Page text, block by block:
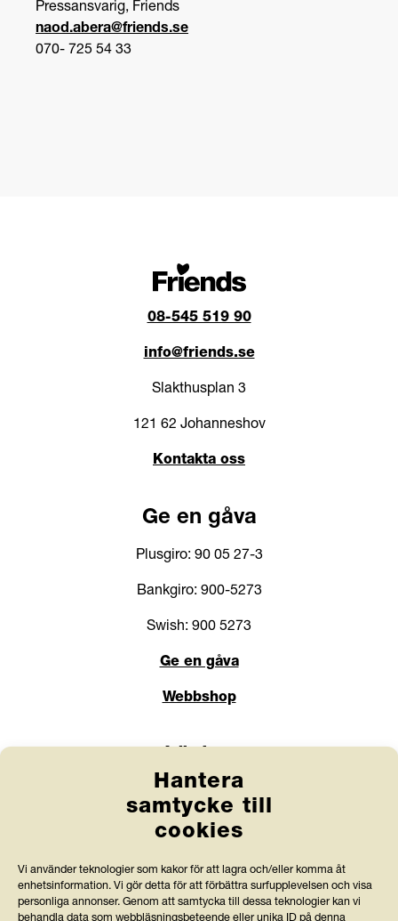
Hantera
samtycke till
cookies
Vi använder teknologier som kakor för att lagra och/eller komma åt
enhetsinformation. Vi gör detta för att förbättra surfupplevelsen och visa
personliga annonser. Genom att samtycka till dessa teknologier kan vi
Pressansvarig, Friends
naod.abera@friends.se
070- 725 54 33
08-545 519 90
info@friends.se
Slakthusplan 3
121 62 Johanneshov
Kontakta oss
Ge en gåva
Plusgiro: 90 05 27-3
Bankgiro: 900-5273
Swish: 900 5273
Ge en gåva
Webbshop
Anlita Friends
Jobba hos oss
Prenumerera på nyhetsbrev
Press och rapporter